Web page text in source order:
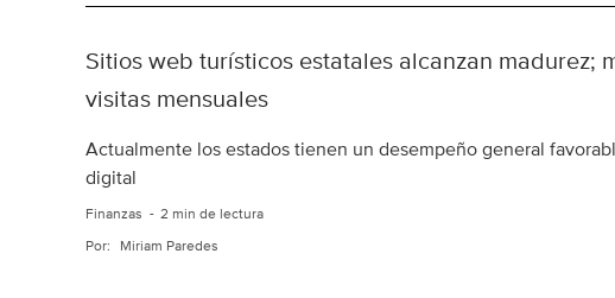
Sitios web turísticos estatales alcanzan madurez;
visitas mensuales
Actualmente los estados tienen un desempeño general
digital
Finanzas 2 min de lectura
Por: Miriam Paredes